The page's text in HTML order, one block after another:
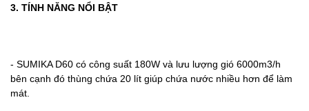
3. TÍNH NĂNG NỔI BẬT
- SUMIKA D60 có công suất 180W và lưu lượng gió 6000m3/h
bên cạnh đó thùng chứa 20 lít giúp chứa nước nhiều hơn để làm
mát.